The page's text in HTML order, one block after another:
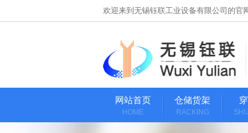
欢迎来到无锡钰联工业设备有限公司的官
网站首页
HOME
仓储货架
RACKING